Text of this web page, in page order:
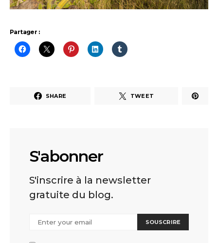
Partager :
SHARE TWEET
S'abonner
S'inscrire à la newsletter
gratuite du blog.
SOUSCRIRE